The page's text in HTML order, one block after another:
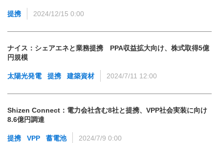
提携 2024/12/15 0:00
ナイス：シェアエネと業務提携 PPA収益拡大向け、株式取得5億
円規模
太陽光発電 提携 建築資材 2024/7/11 12:00
Shizen Connect：電力会社含む8社と提携、VPP社会実装に向け
8.6億円調達
提携 VPP 蓄電池 2024/7/9 0:00